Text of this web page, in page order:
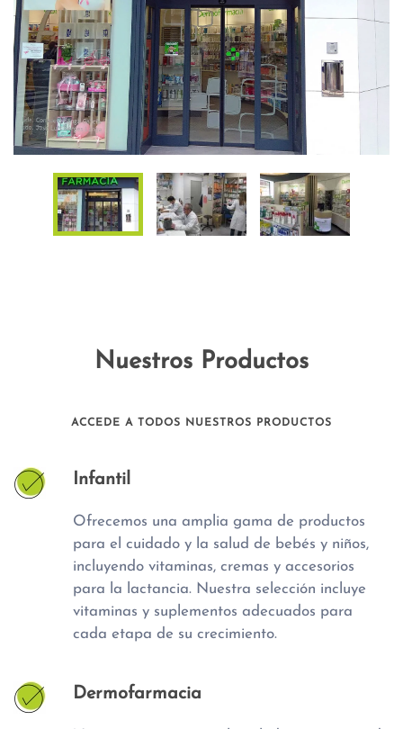
Nuestros Productos
ACCEDE A TODOS NUESTROS PRODUCTOS
Infantil
Ofrecemos una amplia gama de productos
para el cuidado y la salud de bebés y niños,
incluyendo vitaminas, cremas y accesorios
para la lactancia. Nuestra selección incluye
vitaminas y suplementos adecuados para
cada etapa de su crecimiento.
Dermofarmacia